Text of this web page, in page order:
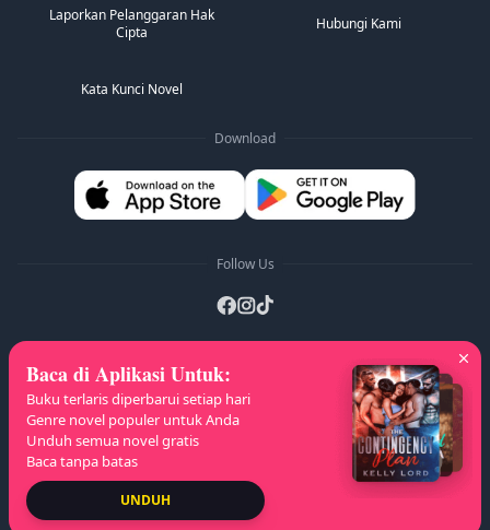
Laporkan Pelanggaran Hak
Cipta
Hubungi Kami
Kata Kunci Novel
Download
Follow Us
Daftar A-Z : A B C D H I
J
K
L M N O P Q U V
Hak Cipta © 2026 NovelaGO
Baca di Aplikasi Untuk:
Buku terlaris diperbarui setiap hari
Genre novel populer untuk Anda
Unduh semua novel gratis
Baca tanpa batas
UNDUH